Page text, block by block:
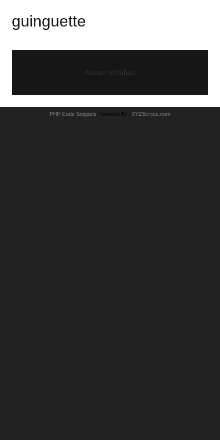
guinguette
Aucun résultat.
PHP Code Snippets Powered By : XYZScripts.com